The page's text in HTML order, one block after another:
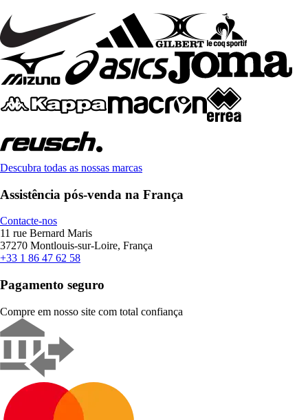
Descubra todas as nossas marcas
Assistência pós-venda na França
Contacte-nos
11 rue Bernard Maris
37270 Montlouis-sur-Loire, França
+33 1 86 47 62 58
Pagamento seguro
Compre em nosso site com total confiança